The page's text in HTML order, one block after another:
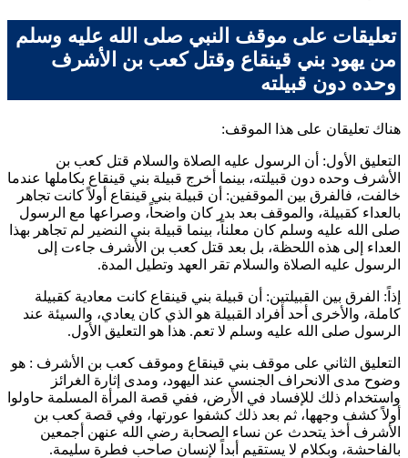
تعليقات على موقف النبي صلى الله عليه وسلم
من يهود بني قينقاع وقتل كعب بن الأشرف
وحده دون قبيلته
هناك تعليقان على هذا الموقف:
التعليق الأول: أن الرسول عليه الصلاة والسلام قتل كعب بن
الأشرف وحده دون قبيلته، بينما أخرج قبيلة بني قينقاع بكاملها عندما
خالفت، فالفرق بين الموقفين: أن قبيلة بني قينقاع أولاً كانت تجاهر
بالعداء كقبيلة، والموقف بعد بدر كان واضحاً، وصراعها مع الرسول
صلى الله عليه وسلم كان معلناً، بينما قبيلة بني النضير لم تجاهر بهذا
العداء إلى هذه اللحظة، بل بعد قتل كعب بن الأشرف جاءت إلى
الرسول عليه الصلاة والسلام تقر العهد وتطيل المدة.
إذاً: الفرق بين القبيلتين: أن قبيلة بني قينقاع كانت معادية كقبيلة
كاملة، والأخرى أحد أفراد القبيلة هو الذي كان يعادي، والسيئة عند
الرسول صلى الله عليه وسلم لا تعم. هذا هو التعليق الأول.
التعليق الثاني على موقف بني قينقاع وموقف كعب بن الأشرف : هو
وضوح مدى الانحراف الجنسي عند اليهود، ومدى إثارة الغرائز
واستخدام ذلك للإفساد في الأرض، ففي قصة المرأة المسلمة حاولوا
أولاً كشف وجهها، ثم بعد ذلك كشفوا عورتها، وفي قصة كعب بن
الأشرف أخذ يتحدث عن نساء الصحابة رضي الله عنهن أجمعين
بالفاحشة، وبكلام لا يستقيم أبداً لإنسان صاحب فطرة سليمة.